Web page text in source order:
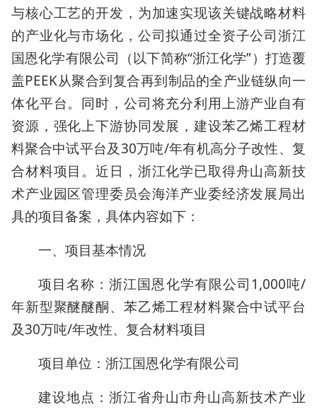
与核心工艺的开发，为加速实现该关键战略材料
的产业化与市场化，公司拟通过全资子公司浙江
国恩化学有限公司（以下简称“浙江化学”）打造覆
盖PEEK从聚合到复合再到制品的全产业链纵向一
体化平台。同时，公司将充分利用上游产业自有
资源，强化上下游协同发展，建设苯乙烯工程材
料聚合中试平台及30万吨/年有机高分子改性、复
合材料项目。近日，浙江化学已取得舟山高新技
术产业园区管理委员会海洋产业委经济发展局出
具的项目备案，具体内容如下：
一、项目基本情况
项目名称：浙江国恩化学有限公司1,000吨/
年新型聚醚醚酮、苯乙烯工程材料聚合中试平台
及30万吨/年改性、复合材料项目
项目单位：浙江国恩化学有限公司
建设地点：浙江省舟山市舟山高新技术产业